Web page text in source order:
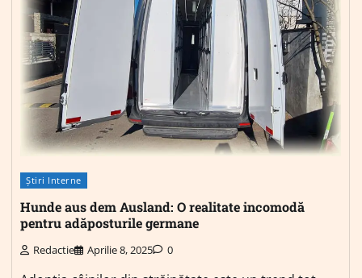
Știri Interne
Hunde aus dem Ausland: O realitate incomodă
pentru adăposturile germane
Redactie Aprilie 8, 2025 0